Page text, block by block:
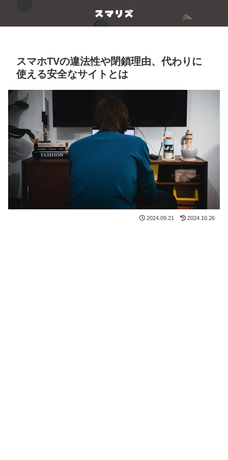
スマホTVの違法性や閉鎖理由、代わりに
使える安全なサイトとは
2024.09.21 2024.10.26